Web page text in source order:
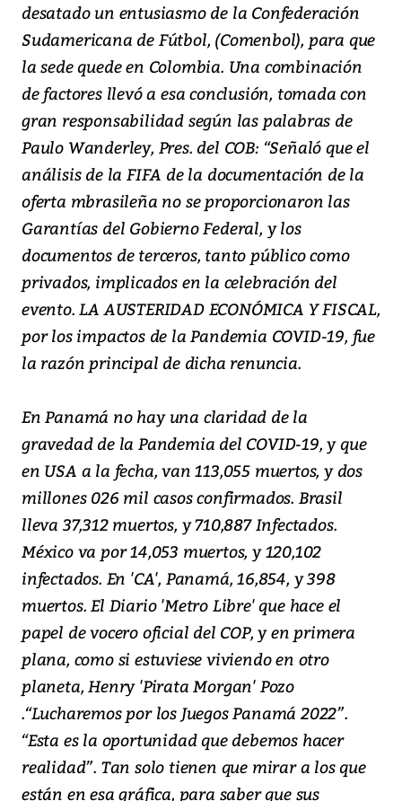
desatado un entusiasmo de la Confederación
Sudamericana de Fútbol, (Comenbol), para que
la sede quede en Colombia. Una combinación
de factores llevó a esa conclusión, tomada con
gran responsabilidad según las palabras de
Paulo Wanderley, Pres. del COB: “Señaló que el
análisis de la FIFA de la documentación de la
oferta mbrasileña no se proporcionaron las
Garantías del Gobierno Federal, y los
documentos de terceros, tanto público como
privados, implicados en la celebración del
evento. LA AUSTERIDAD ECONÓMICA Y FISCAL,
por los impactos de la Pandemia COVID-19, fue
la razón principal de dicha renuncia.
En Panamá no hay una claridad de la
gravedad de la Pandemia del COVID-19, y que
en USA a la fecha, van 113,055 muertos, y dos
millones 026 mil casos confirmados. Brasil
lleva 37,312 muertos, y 710,887 Infectados.
México va por 14,053 muertos, y 120,102
infectados. En 'CA', Panamá, 16,854, y 398
muertos. El Diario 'Metro Libre' que hace el
papel de vocero oficial del COP, y en primera
plana, como si estuviese viviendo en otro
planeta, Henry 'Pirata Morgan' Pozo
.“Lucharemos por los Juegos Panamá 2022”.
“Esta es la oportunidad que debemos hacer
realidad”. Tan solo tienen que mirar a los que
están en esa gráfica, para saber que sus